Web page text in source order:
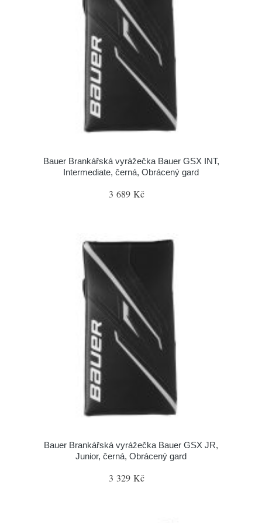
Bauer Brankářská vyrážečka Bauer GSX INT,
Intermediate, černá, Obrácený gard
3 689 Kč
Bauer Brankářská vyrážečka Bauer GSX JR,
Junior, černá, Obrácený gard
3 329 Kč